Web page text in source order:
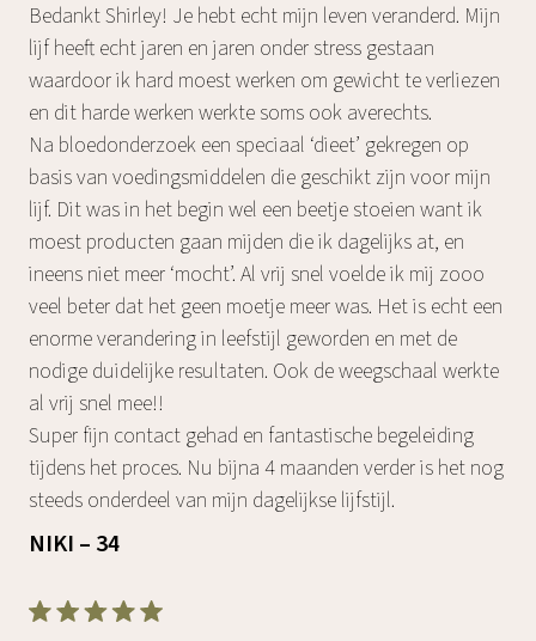
Bedankt Shirley! Je hebt echt mijn leven veranderd. Mijn
lijf heeft echt jaren en jaren onder stress gestaan
waardoor ik hard moest werken om gewicht te verliezen
en dit harde werken werkte soms ook averechts.
Na bloedonderzoek een speciaal ‘dieet’ gekregen op
basis van voedingsmiddelen die geschikt zijn voor mijn
lijf. Dit was in het begin wel een beetje stoeien want ik
moest producten gaan mijden die ik dagelijks at, en
ineens niet meer ‘mocht’. Al vrij snel voelde ik mij zooo
veel beter dat het geen moetje meer was. Het is echt een
enorme verandering in leefstijl geworden en met de
nodige duidelijke resultaten. Ook de weegschaal werkte
al vrij snel mee!!
Super fijn contact gehad en fantastische begeleiding
tijdens het proces. Nu bijna 4 maanden verder is het nog
steeds onderdeel van mijn dagelijkse lijfstijl.
NIKI – 34